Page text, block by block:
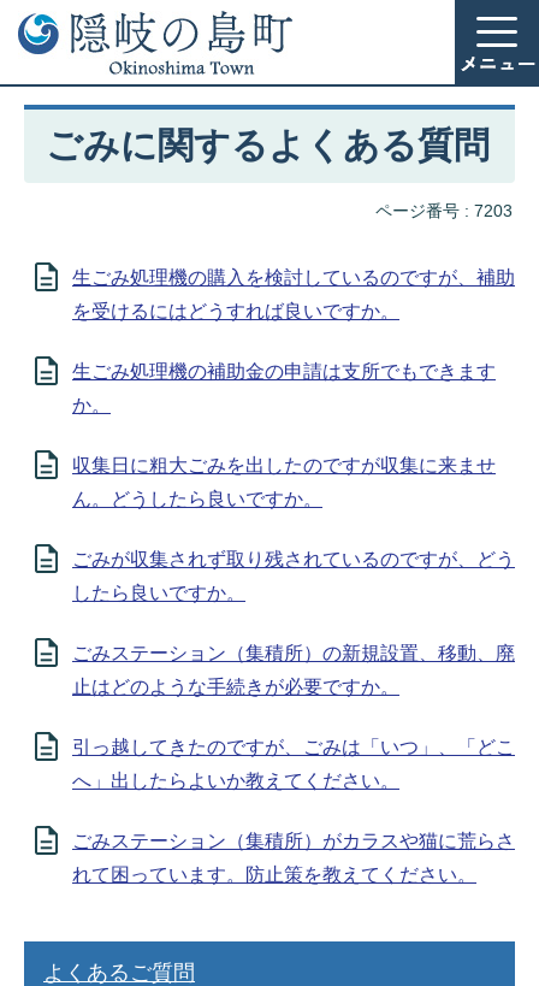
ごみに関するよくある質問
ページ番号 : 7203
生ごみ処理機の購入を検討しているのですが、補助
を受けるにはどうすれば良いですか。
生ごみ処理機の補助金の申請は支所でもできます
か。
収集日に粗大ごみを出したのですが収集に来ませ
ん。どうしたら良いですか。
ごみが収集されず取り残されているのですが、どう
したら良いですか。
ごみステーション（集積所）の新規設置、移動、廃
止はどのような手続きが必要ですか。
引っ越してきたのですが、ごみは「いつ」、「どこ
へ」出したらよいか教えてください。
ごみステーション（集積所）がカラスや猫に荒らさ
れて困っています。防止策を教えてください。
よくあるご質問